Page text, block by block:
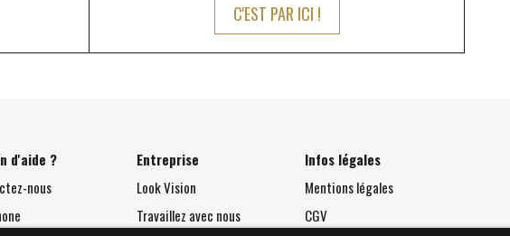
C'EST PAR ICI !
d'aide ?
nous
Entreprise
Look Vision
Travaillez avec nous
Infos légales
Mentions légales
CGV